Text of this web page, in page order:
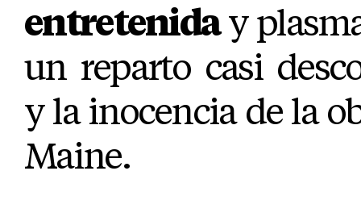
entreteniday
un reparto casi
y la inocencia de la
Maine.